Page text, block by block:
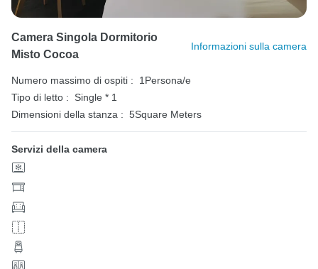
Camera Singola Dormitorio
Misto Cocoa
Informazioni sulla camera
Numero massimo di ospiti :
1Persona/e
Tipo di letto :
Single * 1
Dimensioni della stanza : 5Square Meters
Servizi della camera